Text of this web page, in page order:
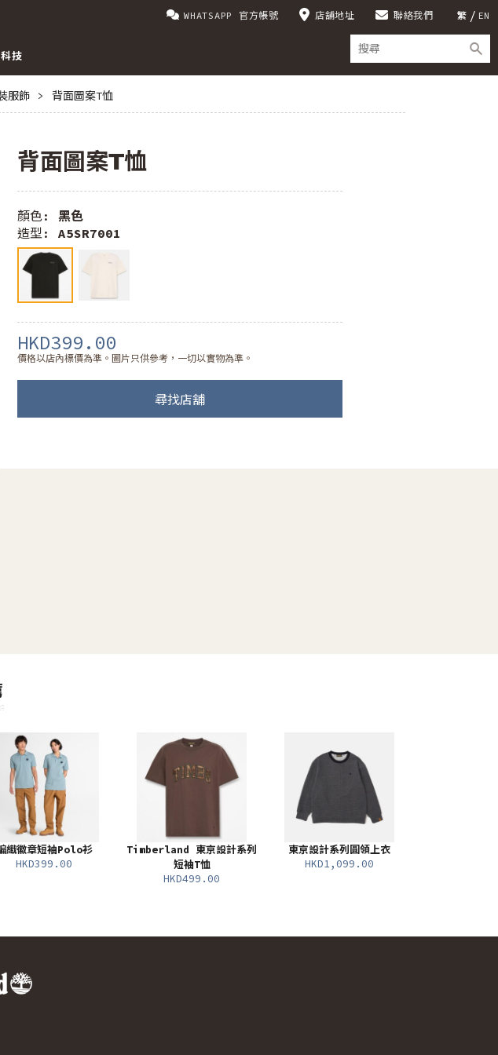
繁 EN
WHATSAPP 官方帳號 店舖地址 聯絡我們
技
服飾 > 背面圖案T恤
背面圖案T恤
顏色: 黑色
造型: A5SR7001
HKD399.00
價格以店內標價為準。圖片只供參考，一切以實物為準。
尋找店舖
織徽章短袖Polo衫
HKD399.00
Timberland 東京設計系列
短袖T恤
HKD499.00
東京設計系列圓領上衣
HKD1,099.00